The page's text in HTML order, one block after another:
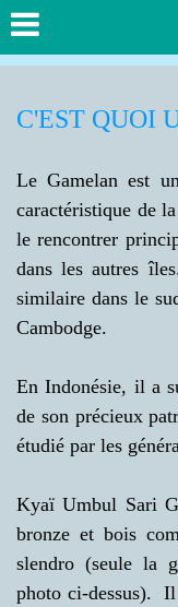
C'EST QUOI
Le Gamelan est
caractéristique de
le rencontrer
dans les autres
similaire dans le
Cambodge.
En Indonésie, il a
de son précieux
étudié par les
Kyaï Umbul Sari
bronze et bois
slendro (seule la
photo ci-dessus).